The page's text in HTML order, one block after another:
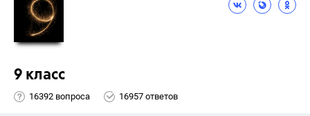
9 класс
16392 вопроса 16957 ответов